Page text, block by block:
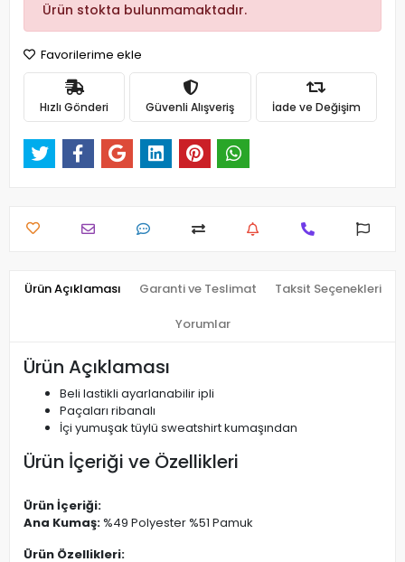
Ürün stokta bulunmamaktadır.
Favorilerime ekle
Hızlı Gönderi Güvenli Alışveriş İade ve Değişim
Ürün Açıklaması Garanti ve Teslimat Taksit Seçenekleri
Yorumlar
Ürün Açıklaması
Beli lastikli ayarlanabilir ipli
Paçaları ribanalı
İçi yumuşak tüylü sweatshirt kumaşından
Ürün İçeriği ve Özellikleri
Ürün İçeriği:
Ana Kumaş: %49 Polyester %51 Pamuk
Ürün Özellikleri: